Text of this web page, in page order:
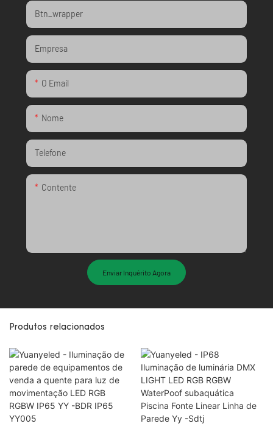
Btn_wrapper
Empresa
O Email
Nome
Telefone
Contente
Enviar Inquérito Agora
Produtos relacionados